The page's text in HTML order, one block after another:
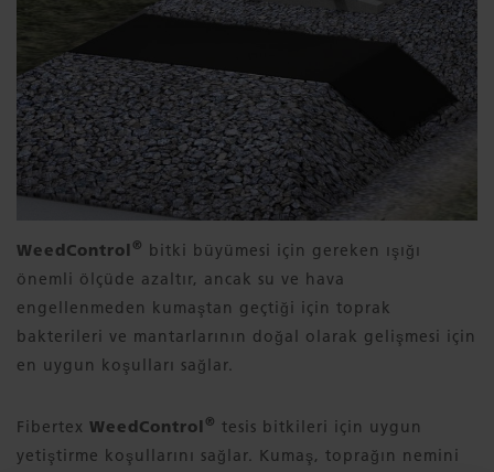
WeedControl ® bitki büyümesi için gereken ışığı
önemli ölçüde azaltır, ancak su ve hava
engellenmeden kumaştan geçtiği için toprak
bakterileri ve mantarlarının doğal olarak gelişmesi için
en uygun koşulları sağlar.
Fibertex WeedControl ® tesis bitkileri için uygun
yetiştirme koşullarını sağlar. Kumaş, toprağın nemini